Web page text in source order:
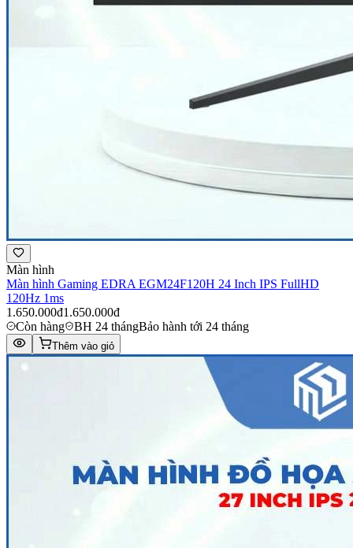
Màn hình
Màn hình Gaming EDRA EGM24F120H 24 Inch IPS FullHD
120Hz 1ms
1.650.000đ1.650.000đ
Còn hàng
BH 24 thángBảo hành tới 24 tháng
Thêm vào giỏ